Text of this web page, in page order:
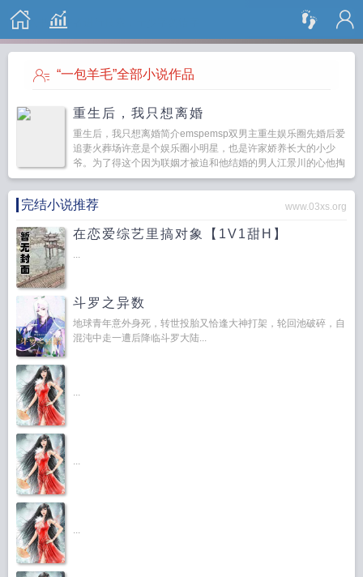
搜 索
“一包羊毛”全部小说作品
重生后，我只想离婚
重生后，我只想离婚简介emspemsp双男主重生娱乐圈先婚后爱
追妻火葬场许意是个娱乐圈小明星，也是许家娇养长大的小少
爷。为了得这个因为联姻才被迫和他结婚的男人江景川的心他掏
心掏肺，可现实给了他最狠...
完结小说推荐 www.03xs.org
在恋爱综艺里搞对象【1V1甜H】
...
斗罗之异数
地球青年意外身死，转世投胎又恰逢大神打架，轮回池破碎，自
混沌中走一遭后降临斗罗大陆...
...
...
...